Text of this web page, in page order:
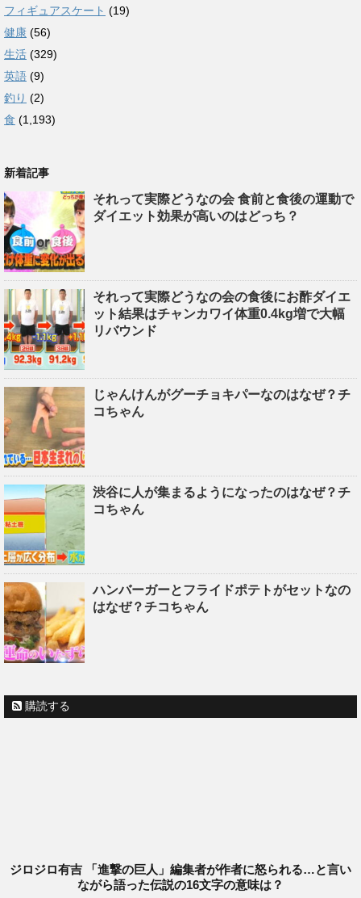
フィギュアスケート (19)
健康 (56)
生活 (329)
英語 (9)
釣り (2)
食 (1,193)
新着記事
それって実際どうなの会 食前と食後の運動で
ダイエット効果が高いのはどっち？
それって実際どうなの会の食後にお酢ダイエ
ット結果はチャンカワイ体重0.4kg増で大幅
リバウンド
じゃんけんがグーチョキパーなのはなぜ？チ
コちゃん
渋谷に人が集まるようになったのはなぜ？チ
コちゃん
ハンバーガーとフライドポテトがセットなの
はなぜ？チコちゃん
購読する
ジロジロ有吉 「進撃の巨人」編集者が作者に怒られる…と言い
ながら語った伝説の16文字の意味は？